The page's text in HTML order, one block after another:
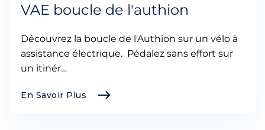
VAE boucle de l'authion
Découvrez la boucle de l'Authion sur un vélo à
assistance électrique. Pédalez sans effort sur
un itinér…
En Savoir Plus